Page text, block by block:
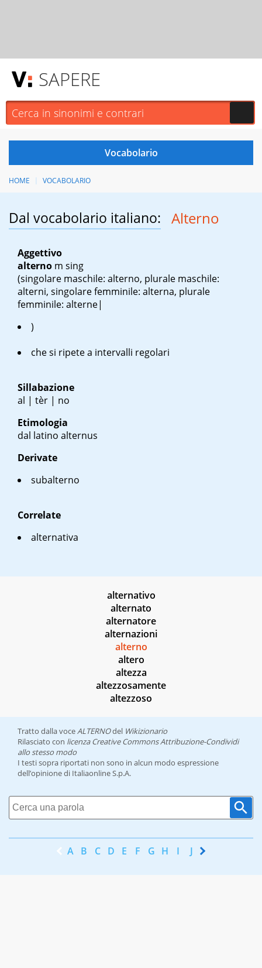
SAPERE
HOME VOCABOLARIO
Dal vocabolario italiano: Alterno
Aggettivo
alterno m sing
(singolare maschile: alterno, plurale maschile:
alterni, singolare femminile: alterna, plurale
femminile: alterne|
)
che si ripete a intervalli regolari
Sillabazione
al | tèr | no
Etimologia
dal latino alternus
Derivate
subalterno
Correlate
alternativa
alternativo
alternato
alternatore
alternazioni
alterno
altero
altezza
altezzosamente
altezzoso
Tratto dalla voceALTERNOdel Wikizionario
Rilasciato con licenza Creative Commons Attribuzione-Condividi
allo stesso modo
I testi sopra riportati non sono in alcun modo espressione
dell’opinione di Italiaonline S.p.A.
A B C D E F G H I J K